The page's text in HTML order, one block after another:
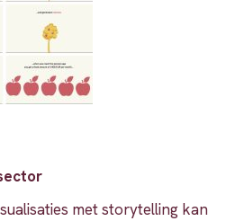
met storytelling kan